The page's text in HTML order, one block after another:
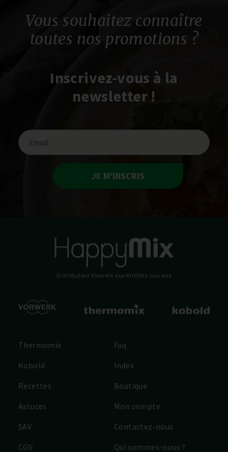
Vous souhaitez connaître
toutes nos promotions ?
Inscrivez-vous à la
newsletter !
JE M'INSCRIS
Distributeur Vorwerk aux Antilles-Guyane
Thermomix
Kobold
Recettes
Astuces
SAV
CGV
Faq
Index
Boutique
Mon compte
Contactez-nous
Qui sommes-nous ?